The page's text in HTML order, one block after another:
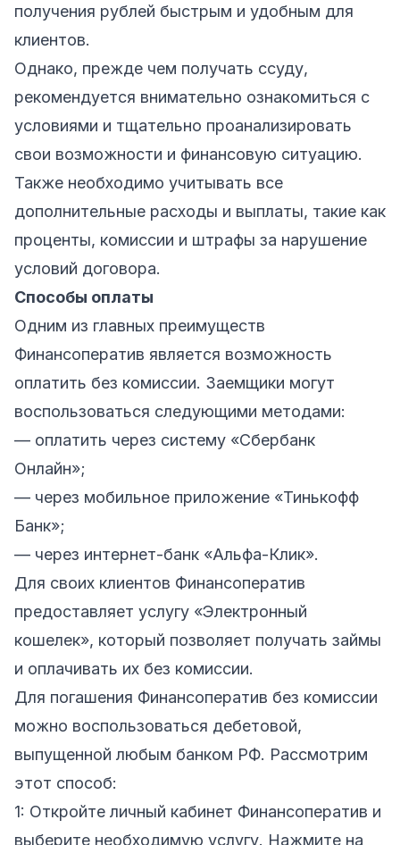
получения рублей быстрым и удобным для
клиентов.
Однако, прежде чем получать ссуду,
рекомендуется внимательно ознакомиться с
условиями и тщательно проанализировать
свои возможности и финансовую ситуацию.
Также необходимо учитывать все
дополнительные расходы и выплаты, такие как
проценты, комиссии и штрафы за нарушение
условий договора.
Способы оплаты
Одним из главных преимуществ
Финансоператив является возможность
оплатить без комиссии. Заемщики могут
воспользоваться следующими методами:
— оплатить через систему «Сбербанк
Онлайн»;
— через мобильное приложение «Тинькофф
Банк»;
— через интернет-банк «Альфа-Клик».
Для своих клиентов Финансоператив
предоставляет услугу «Электронный
кошелек», который позволяет получать займы
и оплачивать их без комиссии.
Для погашения Финансоператив без комиссии
можно воспользоваться дебетовой,
выпущенной любым банком РФ. Рассмотрим
этот способ:
1: Откройте личный кабинет Финансоператив и
выберите необходимую услугу. Нажмите на